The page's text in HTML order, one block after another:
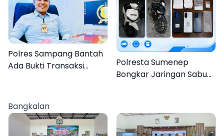
Polres Sampang Bantah
Ada Bukti Transaksi
Polresta Sumenep
Bongkar Jaringan Sabu
Bangkalan